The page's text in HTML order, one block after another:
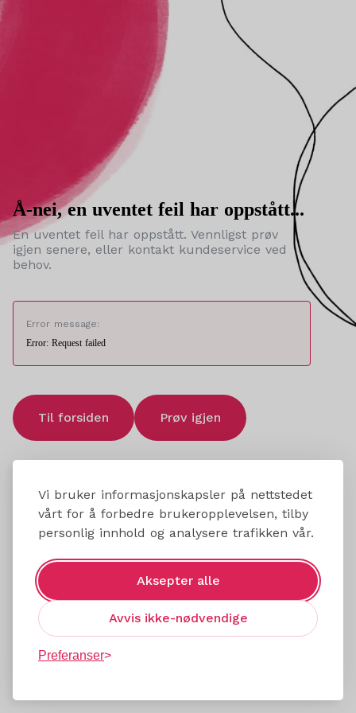
Vi bruker informasjonskapsler på nettstedet
vårt for å forbedre brukeropplevelsen, tilby
personlig innhold og analysere trafikken vår.
Aksepter alle
Avvis ikke-nødvendige
Preferanser
Å-nei, en uventet feil har oppstått...
En uventet feil har oppstått. Vennligst prøv
igjen senere, eller kontakt kundeservice ved
behov.
Error message:
Error: Request failed
Til forsiden Prøv igjen